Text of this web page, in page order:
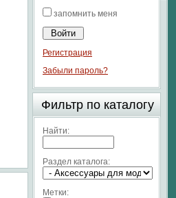
запомнить меня
Регистрация
Забыли пароль?
Фильтр по каталогу
Найти:
Раздел каталога:
Метки: